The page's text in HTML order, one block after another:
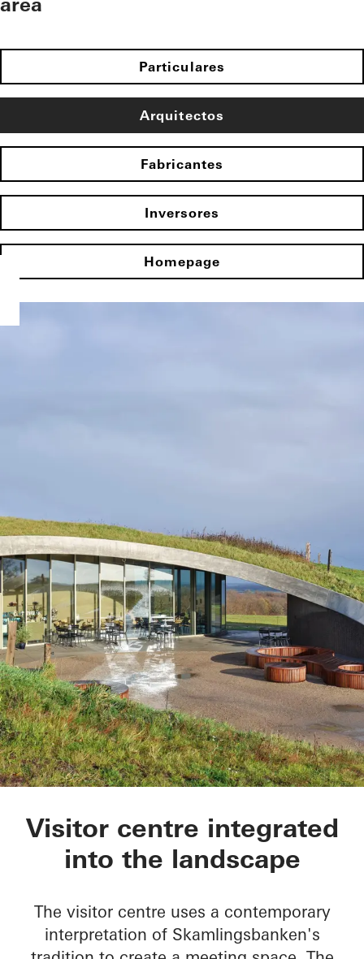
Particulares
Arquitectos
Fabricantes
Inversores
Homepage
Skamlingsbanken
Visitor centre integrated
into the landscape
The visitor centre uses a contemporary
interpretation of Skamlingsbanken's